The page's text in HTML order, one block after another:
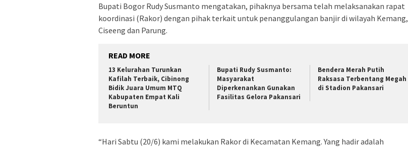
Bupati Bogor Rudy Susmanto mengatakan, pihaknya bersama telah melaksanakan rapat
koordinasi (Rakor) dengan pihak terkait untuk penanggulangan banjir di wilayah Kemang,
Ciseeng dan Parung.
READ MORE
13 Kelurahan Turunkan
Kafilah Terbaik, Cibinong
Bidik Juara Umum MTQ
Kabupaten Empat Kali
Beruntun
Bupati Rudy Susmanto:
Masyarakat
Diperkenankan Gunakan
Fasilitas Gelora Pakansari
Bendera Merah Putih
Raksasa Terbentang Megah
di Stadion Pakansari
“Hari Sabtu (20/6) kami melakukan Rakor di Kecamatan Kemang. Yang hadir adalah